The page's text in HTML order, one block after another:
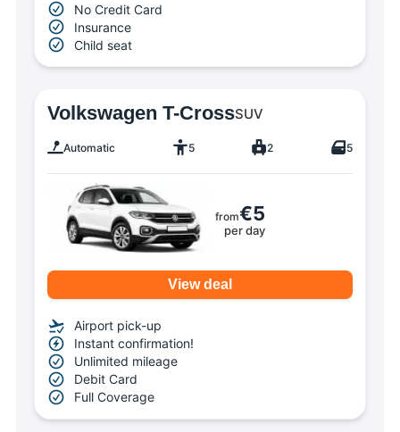
No Credit Card
Insurance
Child seat
Volkswagen T-CrossSUV
Automatic 5 2 5
from€5
per day
View deal
Airport pick-up
Instant confirmation!
Unlimited mileage
Debit Card
Full Coverage